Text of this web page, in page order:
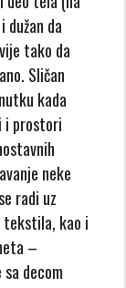
dužan da
tako da
Sličan
kada
i prostori
neke
radi uz
tekstila, kao i
–
decom